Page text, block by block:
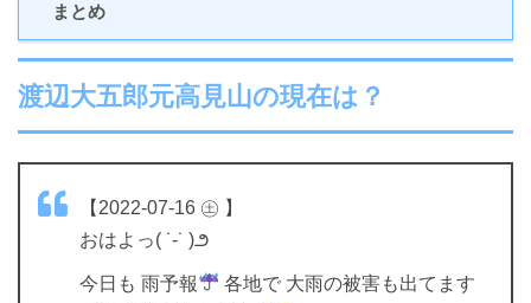
まとめ
渡辺大五郎元高見山の現在は？
【2022-07-16 ㊏ 】
おはよっ( ˙-˙ )౨
今日も 雨予報
各地で 大雨の被害も出てます